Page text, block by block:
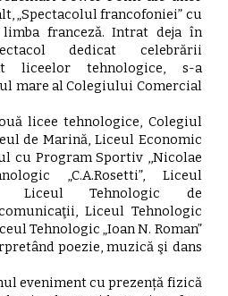
„Spectacolul francofoniei” cu
francezǎ. Intrat deja în
dedicat celebrării
liceelor tehnologice, s-a
mare al Colegiului Comercial
licee tehnologice, Colegiul
de Marină, Liceul Economic
cu Program Sportiv ,,Nicolae
„C.A.Rosetti”, Liceul
Liceul Tehnologic de
Liceul Tehnologic
Tehnologic „Ioan N. Roman”
poezie, muzică şi dans
cu prezență fizică